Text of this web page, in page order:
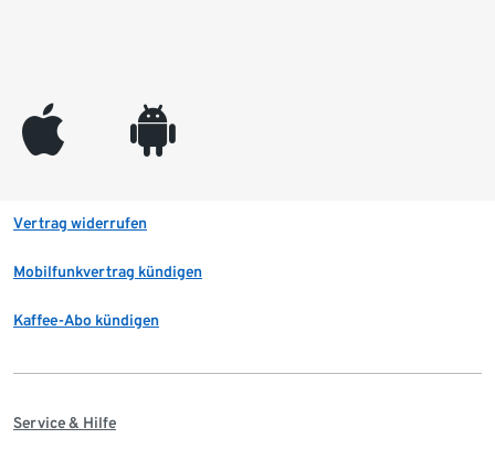
appleinc android
Vertrag widerrufen
Mobilfunkvertrag kündigen
Kaffee-Abo kündigen
Service & Hilfe